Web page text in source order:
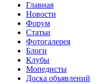
Главная
Новости
Форум
Статьи
Фотогалерея
Блоги
Клубы
Мопедисты
Доска объявлений